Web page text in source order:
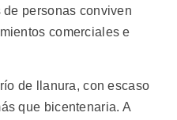
personas conviven
comerciales e
de llanura, con escaso
que bicentenaria. A